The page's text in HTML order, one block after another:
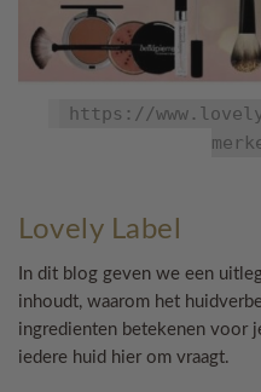
https://
Lovely Label
In dit blog geven we een
inhoudt, waarom het
ingredienten betekenen voor
iedere huid hier om vraagt.